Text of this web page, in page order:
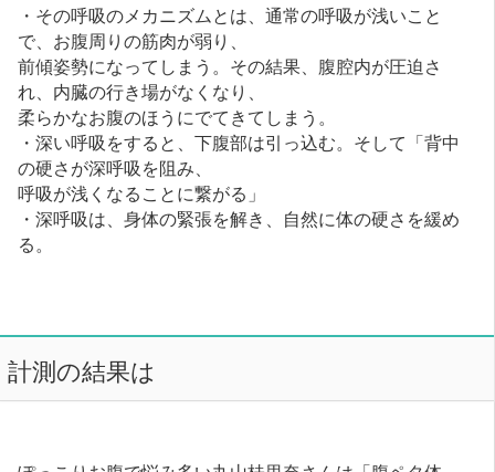
・その呼吸のメカニズムとは、通常の呼吸が浅いこと
で、お腹周りの筋肉が弱り、
前傾姿勢になってしまう。その結果、腹腔内が圧迫さ
れ、内臓の行き場がなくなり、
柔らかなお腹のほうにでてきてしまう。
・深い呼吸をすると、下腹部は引っ込む。そして「背中
の硬さが深呼吸を阻み、
呼吸が浅くなることに繋がる」
・深呼吸は、身体の緊張を解き、自然に体の硬さを緩め
る。
計測の結果は